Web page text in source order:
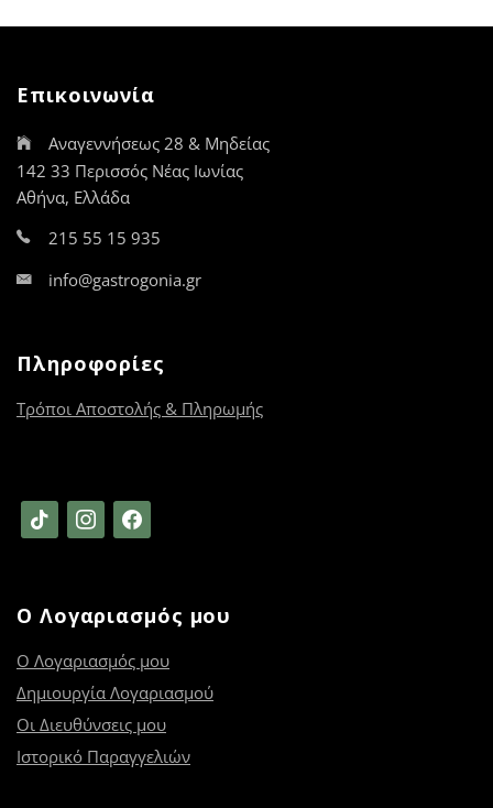
Επικοινωνία
Αναγεννήσεως 28 & Μηδείας
142 33 Περισσός Νέας Ιωνίας
Αθήνα, Ελλάδα
215 55 15 935
info@gastrogonia.gr
Πληροφορίες
Τρόποι Αποστολής & Πληρωμής
tiktok instagramfacebook
Ο Λογαριασμός μου
Ο Λογαριασμός μου
Δημιουργία Λογαριασμού
Οι Διευθύνσεις μου
Ιστορικό Παραγγελιών